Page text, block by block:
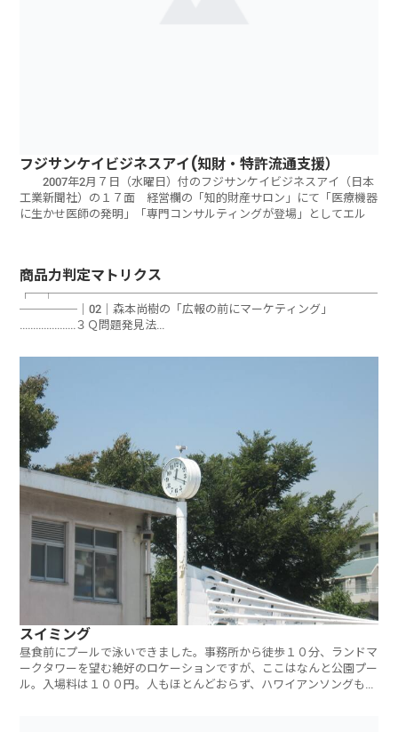
フジサンケイビジネスアイ(知財・特許流通支援）
2007年2月７日（水曜日）付のフジサンケイビジネスアイ（日本
工業新聞社）の１７面 経営欄の「知的財産サロン」にて「医療機器
に生かせ医師の発明」「専門コンサルティングが登場」としてエル
商品力判定マトリクス
┌─┬────────────────────────────
─────｜02│森本尚樹の「広報の前にマーケティング」
…………………３Ｑ問題発見法
スイミング
昼食前にプールで泳いできました。事務所から徒歩１０分、ランドマ
ークタワーを望む絶好のロケーションですが、ここはなんと公園プー
ル。入場料は１００円。人もほとんどおらず、ハワイアンソングも流